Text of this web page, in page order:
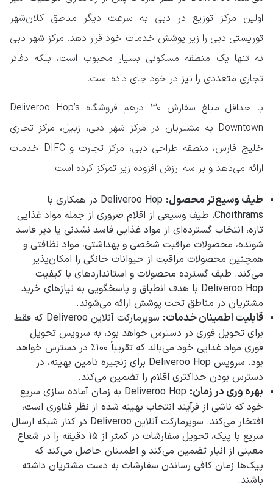
اولین مرکز توزیع در دبی به سرعت دیگر مناطق کلان‌شهر
توریستی دبی را زیر پوشش خدمات خود قرار دهد. مرکز شهر دبی
نه تنها یک منطقه مسکونی بسیار محبوب است، بلکه دفاتر
تجاری متعددی را نیز در خود جای داده است.
با حداقل مبلغ سفارش ۳۰ درهم فروشگاه Deliveroo Hop’s
Downtown به مشتریان در مرکز شهر دبی، زبیل، مرکز تجاری
خلیج فارس، منطقه طراحی دبی، مرکز تجارت و DIFC خدمات
ارائه می‌دهد و بر سه ارزش افزوده زیر تمرکز کرده است:
طیف وسیع‌تر محصول:
Deliveroo Hop در همکاری با
Choithrams، طیف وسیعی از اقلام ضروری از جمله مواد غذایی
تازه، انتخاب گسترده‌ای از مواد غذایی فاسد نشدنی یا دیر فاسد
شونده، محصولات مراقبت شخصی و بهداشتی، مواد نظافتی و
همچنین محصولات مراقبت از حیوانات خانگی را امکان‌پذیر
می‌کند. طیف گسترده محصولات و استانداردهای با کیفیت
Deliveroo Hop با هدف انطباق و پاسخگویی به نیازهای خرید
مشتریان در مناطق تحت پوشش ارائه می‌شوند.
قابلیت اطمینان خدمات:
سوپرمارکت آنلاین Deliveroo که فقط
برای تحویل فوری در دسترس خواهد بود، به سرویس تحویل
فوری مواد غذایی خود می‌بالد که تقریباً ۱۰۰٪ در دسترس خواهد
بود. سرویس Deliveroo Hop برای زنجیره تامین بهینه، در
دسترس بودن حداکثری اقلام را تضمین می‌کند.
بهره وری در زمان:
Deliveroo Hop به زمان آماده سازی سریع
خود که ناشی از فرآیند انتخاب بهینه شده از نظر فناوری است،
افتخار می‌کند. سوپرمارکت آنلاین Deliveroo در کنار شبکه ارسال
سریع با پیک، تحویل سفارشات در کمتر از ۱۵ دقیقه را در شعاع
معینی از انبار تضمین می‌کند و اطمینان حاصل می‌کند که
پیک‌ها زمان کافی رساندن سفارشات به دست مشتریان داشته
باشند.